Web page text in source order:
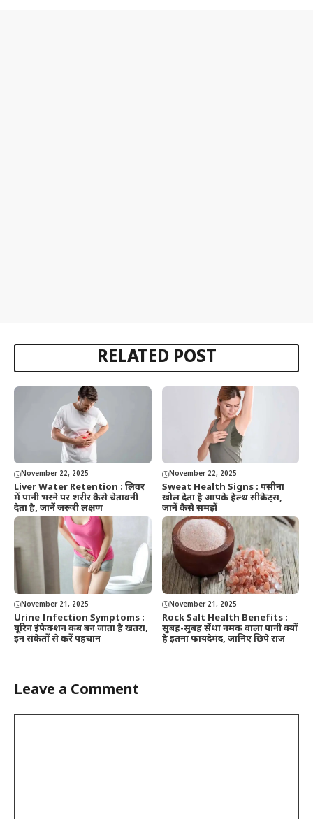
RELATED POST
November 22, 2025
Liver Water Retention : लिवर
में पानी भरने पर शरीर कैसे चेतावनी
देता है, जानें जरूरी लक्षण
November 22, 2025
Sweat Health Signs : पसीना
खोल देता है आपके हेल्थ सीक्रेट्स,
जानें कैसे समझें
November 21, 2025
Urine Infection Symptoms :
यूरिन इंफेक्शन कब बन जाता है खतरा,
इन संकेतों से करें पहचान
November 21, 2025
Rock Salt Health Benefits :
सुबह-सुबह सेंधा नमक वाला पानी क्यों
है इतना फायदेमंद, जानिए छिपे राज
Leave a Comment